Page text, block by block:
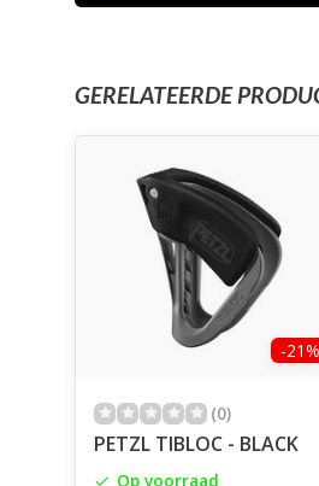
GERELATEERDE
-21%
(0)
PETZL TIBLOC - BLACK
Op voorraad